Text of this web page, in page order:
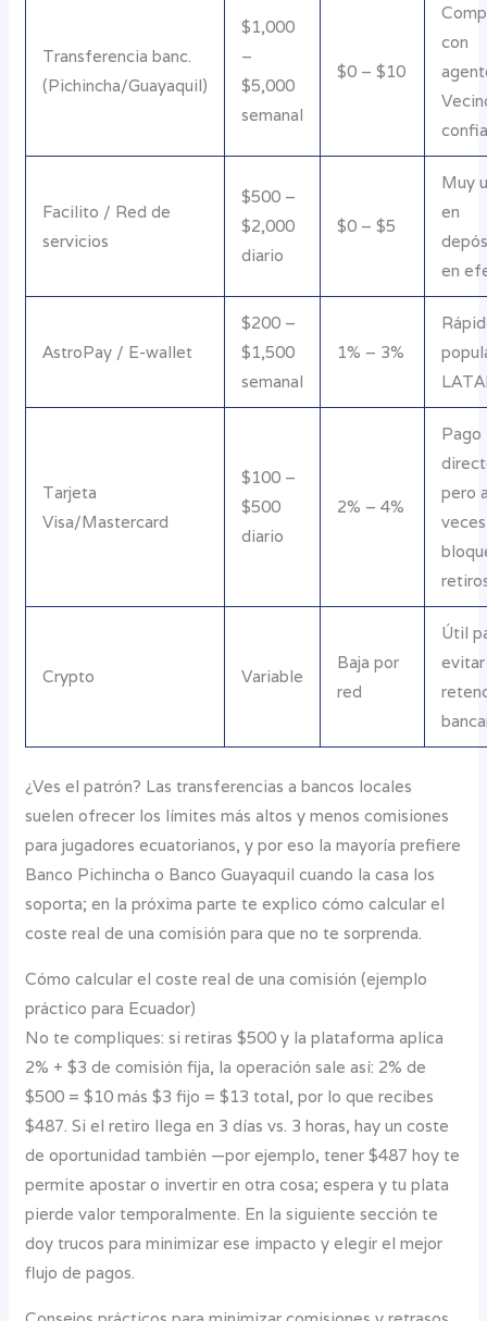
Transferencia banc.
(Pichincha/Guayaquil)
$1,000
–
$5,000
semanal
$0 – $10
con
Facilito / Red de
servicios
$500 –
$2,000
diario
$0 – $5
Muy
en
en
AstroPay / E-wallet
$200 –
$1,500
semanal
1% – 3%
Tarjeta
Visa/Mastercard
$100 –
$500
diario
2% – 4%
Pago
pero
veces
Crypto Variable
Baja por
red
Útil
evitar
¿Ves el patrón? Las transferencias a bancos locales
suelen ofrecer los límites más altos y menos comisiones
para jugadores ecuatorianos, y por eso la mayoría prefiere
Banco Pichincha o Banco Guayaquil cuando la casa los
soporta; en la próxima parte te explico cómo calcular el
coste real de una comisión para que no te sorprenda.
Cómo calcular el coste real de una comisión (ejemplo
práctico para Ecuador)
No te compliques: si retiras $500 y la plataforma aplica
2% + $3 de comisión fija, la operación sale así: 2% de
$500 = $10 más $3 fijo = $13 total, por lo que recibes
$487. Si el retiro llega en 3 días vs. 3 horas, hay un coste
de oportunidad también —por ejemplo, tener $487 hoy te
permite apostar o invertir en otra cosa; espera y tu plata
pierde valor temporalmente. En la siguiente sección te
doy trucos para minimizar ese impacto y elegir el mejor
flujo de pagos.